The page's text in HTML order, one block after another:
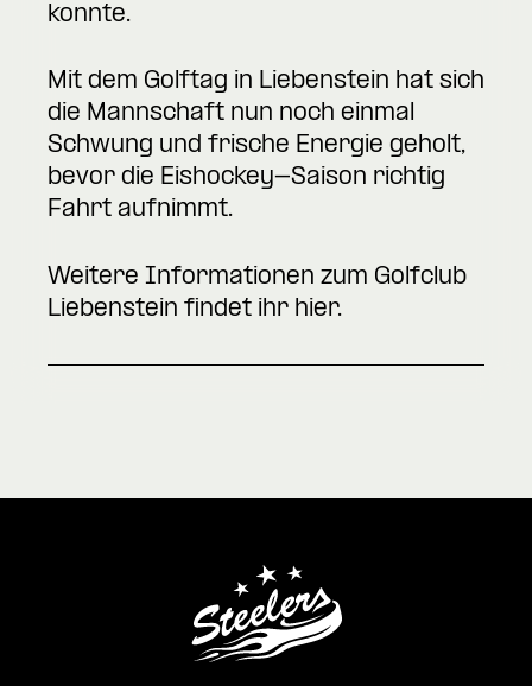
konnte.
Mit dem Golftag in Liebenstein hat sich
die Mannschaft nun noch einmal
Schwung und frische Energie geholt,
bevor die Eishockey-Saison richtig
Fahrt aufnimmt.
Weitere Informationen zum Golfclub
Liebenstein findet ihr hier.